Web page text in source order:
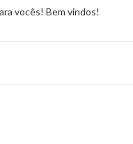
vocês! Bem vindos!